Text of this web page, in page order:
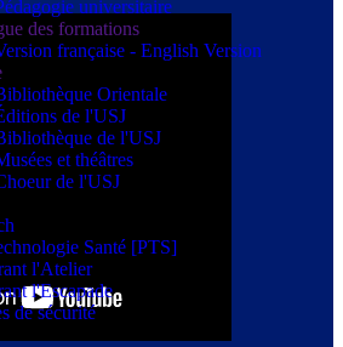
universitaire
des formations
française - English Version
Orientale
de l'USJ
de l'USJ
et théâtres
de l'USJ
Santé [PTS]
l'Atelier
l'Escapade
de sécurité